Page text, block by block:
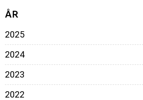
ÅR
2025
2024
2023
2022